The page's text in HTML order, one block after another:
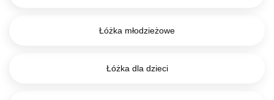
Łóżka młodzieżowe
Łóżka dla dzieci